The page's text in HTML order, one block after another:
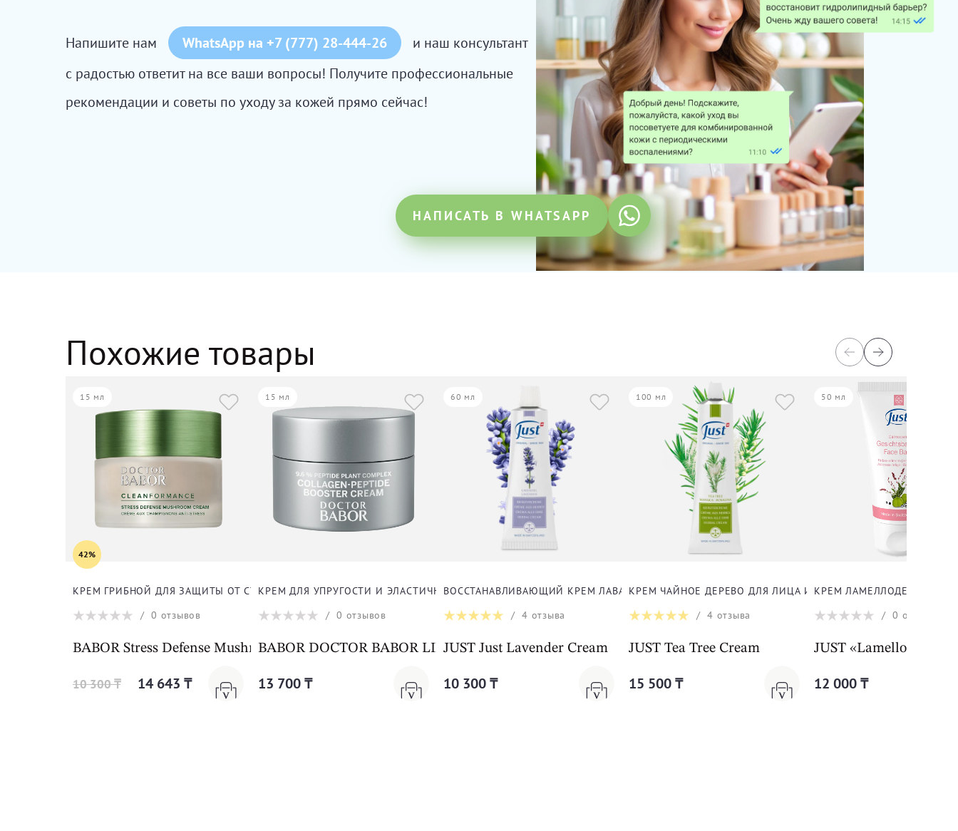
Напишите нам WhatsApp на +7 (777) 28-444-26
и наш консультант
с радостью ответит на все ваши вопросы! Получите профессиональные
рекомендации и советы по уходу за кожей прямо сейчас!
НАПИСАТЬ В WHATSAPP
Похожие товары
15 мл
42%
КРЕМ ГРИБНОЙ ДЛЯ ЗАЩИТЫ ОТ СТРЕССА ДЛЯ ЛИЦА
/0 отзывов
BABOR Stress Defense Mushroom Cream Cleanformance
10 300 ₸ 14 643 ₸
15 мл
КРЕМ ДЛЯ УПРУГОСТИ И ЭЛАСТИЧНОСТИ КОЖИ ДЛЯ ЛИЦА
/0 отзывов
BABOR DOCTOR BABOR LIFTING Collagen-Peptide Booster Cream
13 700 ₸
60 мл
ВОССТАНАВЛИВАЮЩИЙ КРЕМ ЛАВАНДА ДЛЯ ЛИЦА И ТЕЛА
/4 отзыва
JUST Just Lavender Cream
10 300 ₸
100 мл
КРЕМ ЧАЙНОЕ ДЕРЕВО ДЛЯ ЛИЦА И ТЕЛА
/4 отзыва
JUST Tea Tree Cream
15 500 ₸
50 мл
КРЕМ ЛАМЕЛЛОДЕРМ ДЛЯ
/0 отзывов
JUST «Lamelloderm
12 000 ₸